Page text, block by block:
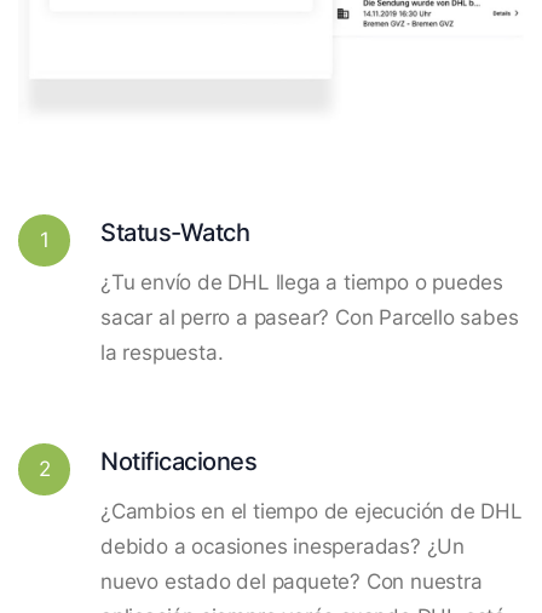
1 Status-Watch
¿Tu envío de DHL llega a tiempo o puedes
sacar al perro a pasear? Con Parcello sabes
la respuesta.
2 Notificaciones
¿Cambios en el tiempo de ejecución de DHL
debido a ocasiones inesperadas? ¿Un
nuevo estado del paquete? Con nuestra